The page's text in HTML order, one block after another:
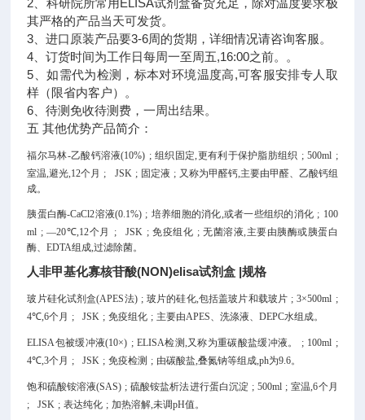
2、科研院所常用ELISA试剂盒备货充足，除对温度要求极
其严格的产品当天可发货。
3、进口原装产品要3-6周的货期，详细情况请咨询客服。
4、订货时间为工作日每周一至周五,16:00之前。。
5、如需代为检测，标本对环境温度高,可客服安排专人取
样（限省内客户）。
6、待测免收待测费，一周出结果。
五 其他优势产品简介：
福尔马林-乙酸钙溶液(10%) ; 组织固定,更有利于保护脂肪组织 ; 500ml ;
室温,避光,12个月 ; JSK ; 固定液 ; 又称为甲醛钙,主要由甲醛、乙酸钙组
成。
胰蛋白酶-CaCl2溶液(0.1%) ; 培养细胞的消化,或者一些组织的消化 ; 100
ml ; —20℃,12个月 ; JSK ; 免疫组化 ; 无菌溶液,主要由胰酶或胰蛋白
酶、EDTA组成,过滤除菌。
人非甲基化寡核苷酸(NON)elisa试剂盒 |规格
玻片硅化试剂盒(APES法) ; 玻片的硅化,包括盖玻片和载玻片 ; 3×500ml ;
4℃,6个月 ; JSK ; 免疫组化 ; 主要由APES、洗涤液、DEPC水组成。
ELISA包被缓冲液(10×) ; ELISA检测,又称为重碳酸盐缓冲液。 ; 100ml ;
4℃,3个月 ; JSK ; 免疫检测 ; 由碳酸盐,叠氮钠等组成,ph为9.6。
饱和硫酸铵溶液(SAS) ; 硫酸铵盐析法进行蛋白沉淀 ; 500ml ; 室温,6个月
;
JSK ; 表达纯化 ; 加热溶解,未调pH值。